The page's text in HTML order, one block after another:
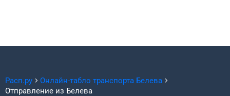
Расп.ру Онлайн-табло транспорта Белева
Отправление из Белева